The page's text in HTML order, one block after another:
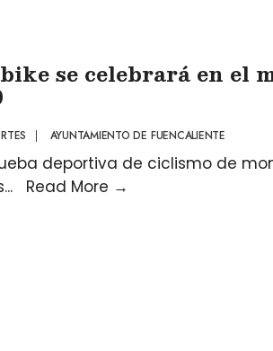
se celebrará en el
| AYUNTAMIENTO DE FUENCALIENTE
deportiva de ciclismo de
... Read More →